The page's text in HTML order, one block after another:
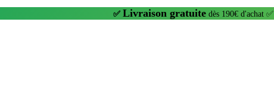
✅ Livraison gratuite dès 190€ d'achat ✅